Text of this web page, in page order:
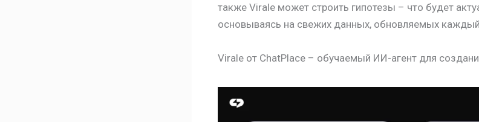
также Virale может строить гипотезы – что будет
основываясь на свежих данных, обновляемых
Virale от ChatPlace – обучаемый ИИ-агент для